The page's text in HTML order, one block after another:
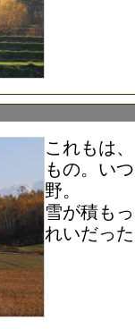
これもは
もの。い
野。
雪が積も
れいだっ